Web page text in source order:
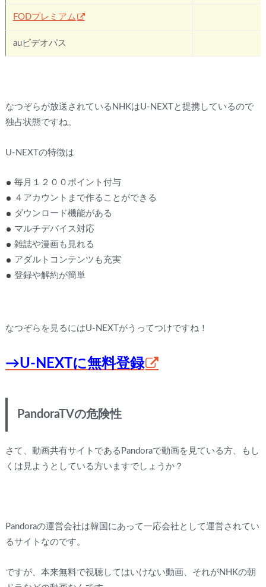
FODプレミアム
auビデオパス
なつぞらが放送されているNHKはU-NEXTと提携しているので
独占状態ですね。
U-NEXTの特徴は
毎月１２００ポイント付与
４アカウントまで作ることができる
ダウンロード機能がある
マルチデバイス対応
雑誌や漫画も見れる
アダルトコンテンツも充実
登録や解約が簡単
なつぞらを見るにはU-NEXTがうってつけですね！
→U-NEXTに無料登録
PandoraTVの危険性
さて、動画共有サイトであるPandoraで動画を見ている方、もし
くは見ようとしている方いますでしょうか？
Pandoraの運営会社は韓国にあって一応会社として運営されてい
るサイトなのです。
ですが、本来無料で視聴してはいけない動画、それがNHKの朝